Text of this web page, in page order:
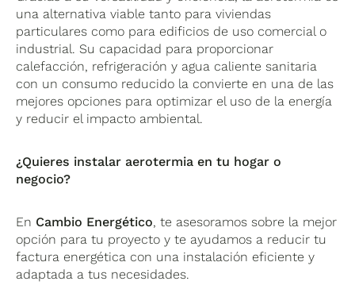
que optimiza el consumo energético y permite
mantener una temperatura estable en el hogar
o negocio.
centros deportivos que buscan optimizar su
consumo energético sin renunciar al confort.
normativas de sostenibilidad. Además, su
integración con energías renovables, como la
solar fotovoltaica, potencia aún más su
rentabilidad y reduce la huella de carbono de
las instalaciones.
una alternativa viable tanto para viviendas
particulares como para edificios de uso comercial o
industrial. Su capacidad para proporcionar
calefacción, refrigeración y agua caliente sanitaria
con un consumo reducido la convierte en una de las
mejores opciones para optimizar el uso de la energía
y reducir el impacto ambiental.
¿Quieres instalar aerotermia en tu hogar o
negocio?
En Cambio Energético, te asesoramos sobre la mejor
opción para tu proyecto y te ayudamos a reducir tu
factura energética con una instalación eficiente y
adaptada a tus necesidades.